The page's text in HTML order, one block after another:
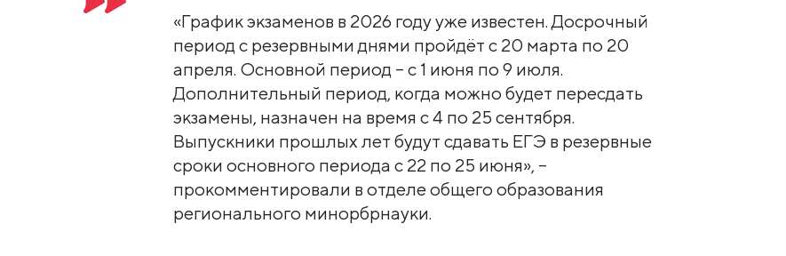
«График экзаменов в 2026 году уже известен. Досрочный
период с резервными днями пройдёт с 20 марта по 20
апреля. Основной период – с 1 июня по 9 июля.
Дополнительный период, когда можно будет пересдать
экзамены, назначен на время с 4 по 25 сентября.
Выпускники прошлых лет будут сдавать ЕГЭ в резервные
сроки основного периода с 22 по 25 июня», –
прокомментировали в отделе общего образования
регионального минорбрнауки.